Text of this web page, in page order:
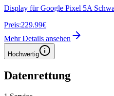
Display für Google Pixel 5A
Preis:229.99€
Mehr Details ansehen
Hochwertig
Datenrettung